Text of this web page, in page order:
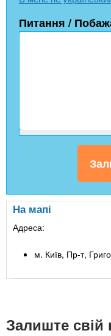
Питання /
На мапі
Адреса:
м. Київ, Пр-т,
Залиште свій